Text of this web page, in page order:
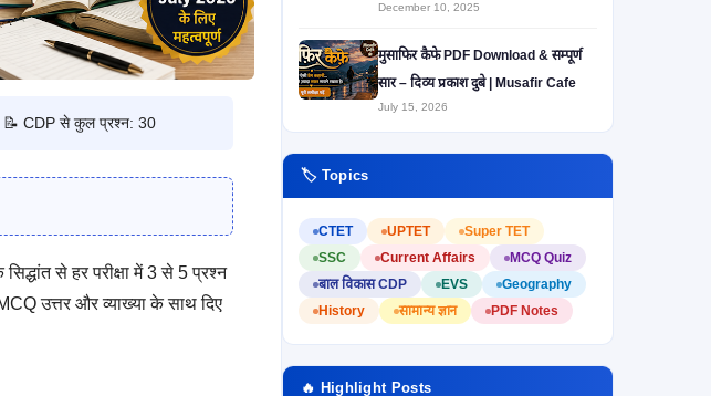
CDP से कुल प्रश्न: 30
से हर परीक्षा में 3 से 5 प्रश्न
उत्तर और व्याख्या के साथ दिए
December 10, 2025
मुसाफिर कैफे PDF Download & सम्पूर्ण
सार – दिव्य प्रकाश दुबे | Musafir Cafe
July 15, 2026
🏷️ Topics
CTET UPTET
Super TET
SSC
Current Affairs
MCQ Quiz
बाल विकास CDP
EVS
Geography
History
सामान्य ज्ञान PDF Notes
🔥 Highlight Posts